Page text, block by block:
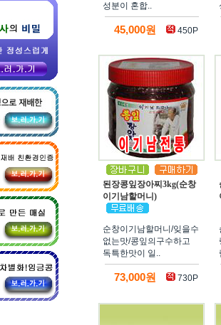
성분이 혼합..
45,000원 450P
된장콩잎장아찌3kg(순창
이기남할머니)
순창이기남할머니/잊을수
없는맛/콩잎의구수하고
독특한맛이 일..
73,000원 730P